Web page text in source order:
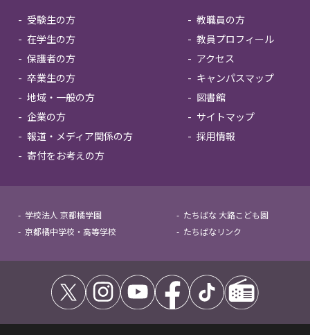
受験生の方
在学生の方
保護者の方
卒業生の方
地域・一般の方
企業の方
報道・メディア関係の方
寄付をお考えの方
教職員の方
教員プロフィール
アクセス
キャンパスマップ
図書館
サイトマップ
採用情報
学校法人 京都橘学園
京都橘中学校・高等学校
たちばな 大路こども園
たちばなリンク